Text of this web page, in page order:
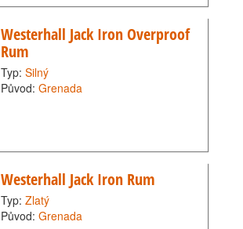
Westerhall Jack Iron Overproof
Rum
Typ: Silný
Původ: Grenada
Westerhall Jack Iron Rum
Typ: Zlatý
Původ: Grenada